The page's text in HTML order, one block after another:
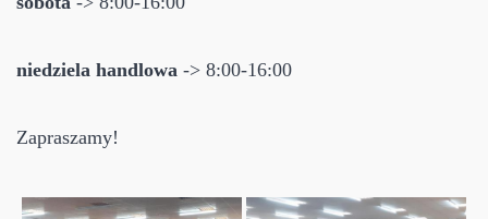
niedziela handlowa -> 8:00-16:00
Zapraszamy!